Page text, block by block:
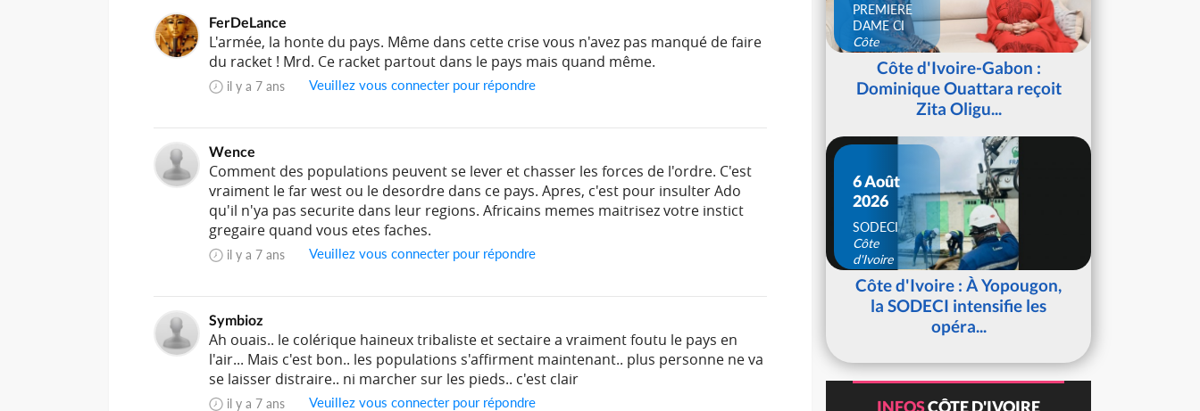
FerDeLance
L'armée, la honte du pays. Même dans cette crise vous n'avez pas manqué de faire
du racket ! Mrd. Ce racket partout dans le pays mais quand même.
il y a 7 ans Veuillez vous connecter pour répondre
Wence
Comment des populations peuvent se lever et chasser les forces de l'ordre. C'est
vraiment le far west ou le desordre dans ce pays. Apres, c'est pour insulter Ado
qu'il n'ya pas securite dans leur regions. Africains memes maitrisez votre instict
gregaire quand vous etes faches.
il y a 7 ans Veuillez vous connecter pour répondre
Symbioz
Ah ouais.. le colérique haineux tribaliste et sectaire a vraiment foutu le pays en
l'air... Mais c'est bon.. les populations s'affirment maintenant.. plus personne ne va
se laisser distraire.. ni marcher sur les pieds.. c'est clair
il y a 7 ans Veuillez vous connecter pour répondre
PREMIERE
DAME CI
Côte
d'IvoireCôte d'Ivoire-Gabon :
Dominique Ouattara reçoit
Zita Oligu...
6 Août
2026
SODECI
Côte
d'Ivoire
Côte d'Ivoire : À Yopougon,
la SODECI intensifie les
opéra...
INFOSCÔTE D'IVOIRE